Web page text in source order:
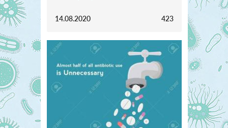
14.08.2020 423